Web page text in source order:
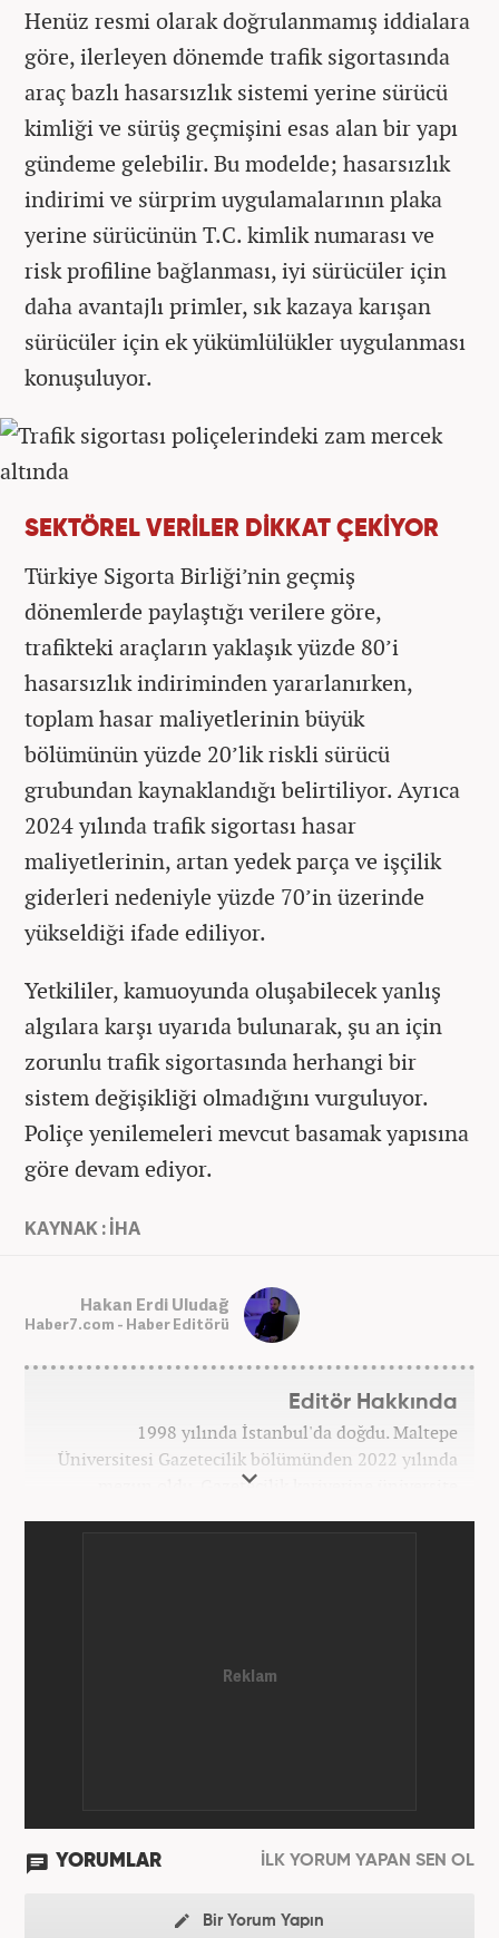
Henüz resmi olarak doğrulanmamış iddialara
göre, ilerleyen dönemde trafik sigortasında
araç bazlı hasarsızlık sistemi yerine sürücü
kimliği ve sürüş geçmişini esas alan bir yapı
gündeme gelebilir. Bu modelde; hasarsızlık
indirimi ve sürprim uygulamalarının plaka
yerine sürücünün T.C. kimlik numarası ve
risk profiline bağlanması, iyi sürücüler için
daha avantajlı primler, sık kazaya karışan
sürücüler için ek yükümlülükler uygulanması
konuşuluyor.
SEKTÖREL VERİLER DİKKAT ÇEKİYOR
Türkiye Sigorta Birliği’nin geçmiş
dönemlerde paylaştığı verilere göre,
trafikteki araçların yaklaşık yüzde 80’i
hasarsızlık indiriminden yararlanırken,
toplam hasar maliyetlerinin büyük
bölümünün yüzde 20’lik riskli sürücü
grubundan kaynaklandığı belirtiliyor. Ayrıca
2024 yılında trafik sigortası hasar
maliyetlerinin, artan yedek parça ve işçilik
giderleri nedeniyle yüzde 70’in üzerinde
yükseldiği ifade ediliyor.
Yetkililer, kamuoyunda oluşabilecek yanlış
algılara karşı uyarıda bulunarak, şu an için
zorunlu trafik sigortasında herhangi bir
sistem değişikliği olmadığını vurguluyor.
Poliçe yenilemeleri mevcut basamak yapısına
göre devam ediyor.
KAYNAK : İHA
Hakan Erdi Uludağ
Haber7.com - Haber Editörü
Editör Hakkında
1998 yılında İstanbul'da doğdu. Maltepe
Üniversitesi Gazetecilik bölümünden 2022 yılında
mezun oldu. Gazetecilik kariyerine üniversite
YORUMLAR İLK YORUM YAPAN SEN OL
Bir Yorum Yapın